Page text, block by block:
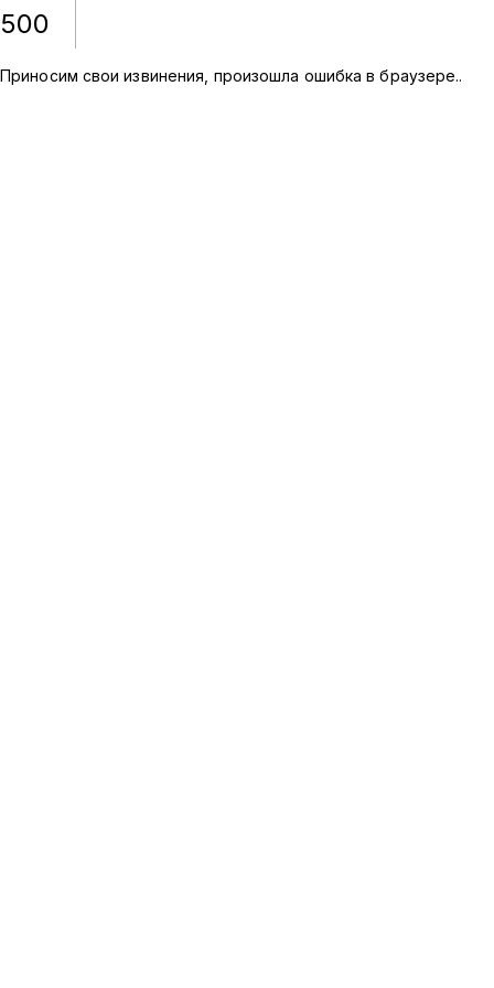
500
Приносим свои извинения, произошла ошибка в браузере..